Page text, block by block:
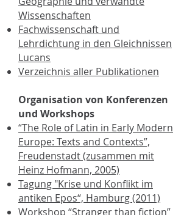
Wissenschaften
Fachwissenschaft und
Lehrdichtung in den Gleichnissen
Lucans
Verzeichnis aller Publikationen
Organisation von Konferenzen
und Workshops
“The Role of Latin in Early Modern
Europe: Texts and Contexts”,
Freudenstadt (zusammen mit
Heinz Hofmann, 2005)
Tagung "Krise und Konflikt im
antiken Epos“, Hamburg (2011)
Workshop “Stranger than fiction”